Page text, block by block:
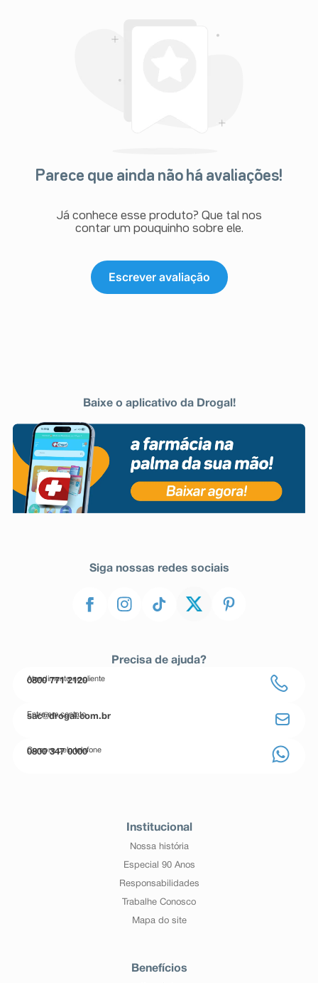
Parece que ainda não há avaliações!
Já conhece esse produto? Que tal nos
contar um pouquinho sobre ele.
Escrever avaliação
Baixe o aplicativo da Drogal!
Siga nossas redes sociais
Precisa de ajuda?
Atendimento ao cliente
0800 771 2120
Entre em contato
sac@drogal.com.br
Compre pelo telefone
0800 347 0000
Institucional
Nossa história
Especial 90 Anos
Responsabilidades
Trabalhe Conosco
Mapa do site
Benefícios